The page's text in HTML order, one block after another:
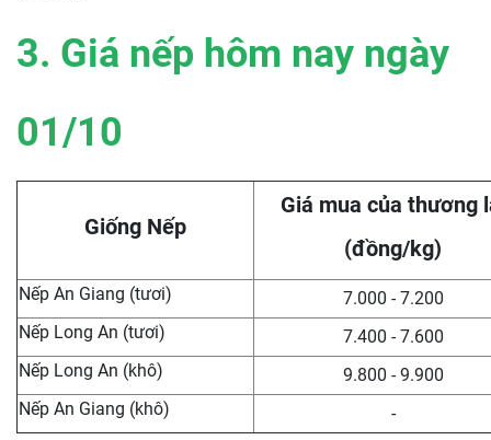
3. Giá nếp hôm nay ngày
01/10
Giống Nếp
Giá mua của thương
(đồng/kg)
Nếp An Giang (tươi)
7.000 - 7.200
Nếp Long An (tươi)
7.400 - 7.600
Nếp Long An (khô)
9.800 - 9.900
Nếp An Giang (khô)
-